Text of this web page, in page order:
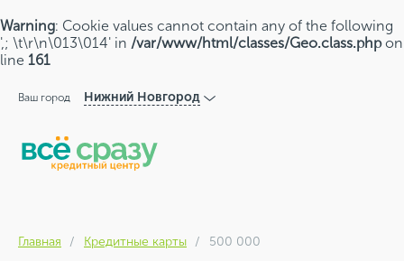
Warning: Cookie values cannot contain any of the following
',; \t\r\n\013\014' in /var/www/html/classes/Geo.class.phpon
line 161
Ваш город Нижний Новгород
Главная Кредитные карты 500 000